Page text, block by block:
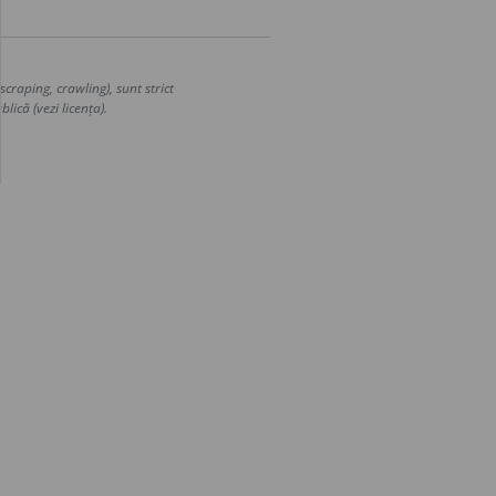
crawling), sunt strict
(vezi licența).